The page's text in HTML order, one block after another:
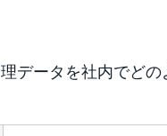
データを社内でど